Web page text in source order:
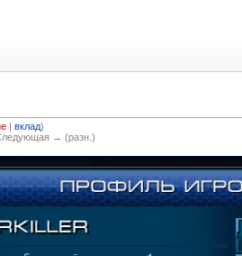
| вклад)
→ (разн.)